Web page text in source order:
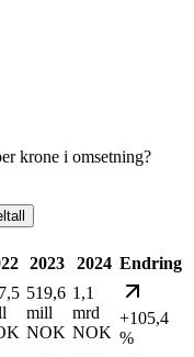
krone i omsetning?
2023 2024 Endring
519,6
mill
NOK
1,1
mrd
NOK
+105,4
%